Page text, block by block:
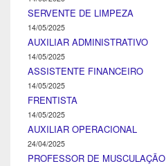
SERVENTE DE LIMPEZA
14/05/2025
AUXILIAR ADMINISTRATIVO
14/05/2025
ASSISTENTE FINANCEIRO
14/05/2025
FRENTISTA
14/05/2025
AUXILIAR OPERACIONAL
24/04/2025
PROFESSOR DE MUSCULAÇÃO